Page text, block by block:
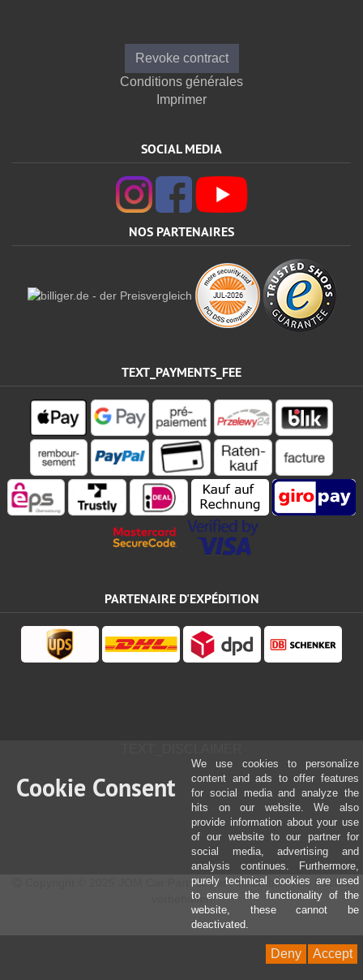
Revoke contract
Conditions générales
Imprimer
SOCIAL MEDIA
NOS PARTENAIRES
TEXT_PAYMENTS_FEE
PARTENAIRE D'EXPÉDITION
Copyright © 2025 JOM Car Parts & Car Hifi GmbH - Alle Rechte
vorbehalten
Cookie Consent
We use cookies to personalize
content and ads to offer features
for social media and analyze the
hits on our website. We also
provide information about your use
of our website to our partner for
social media, advertising and
analysis continues. Furthermore,
purely technical cookies are used
to ensure the functionality of the
website, these cannot be
deactivated.
Accept
Deny